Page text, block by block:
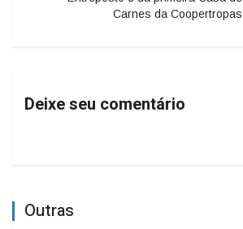
Carnes da Coopertropas
Deixe seu comentário
Outras